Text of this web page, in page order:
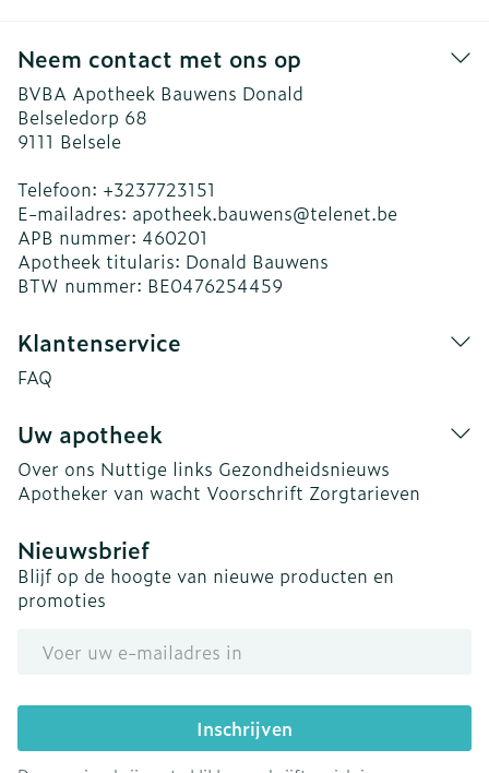
Neem contact met ons op
BVBA Apotheek Bauwens Donald
Belseledorp 68
9111 Belsele
Telefoon: +3237723151
E-mailadres: apotheek.bauwens@telenet.be
APB nummer: 460201
Apotheek titularis: Donald Bauwens
BTW nummer: BE0476254459
Klantenservice
FAQ
Uw apotheek
Over ons Nuttige links Gezondheidsnieuws
Apotheker van wacht Voorschrift Zorgtarieven
Nieuwsbrief
Blijf op de hoogte van nieuwe producten en
promoties
Inschrijven